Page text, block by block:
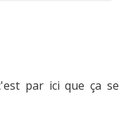
par ici que ça se